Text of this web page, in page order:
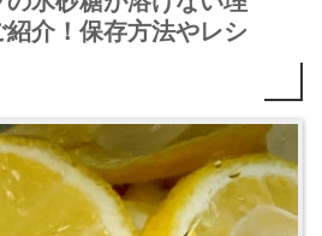
介！保存方法やレシ